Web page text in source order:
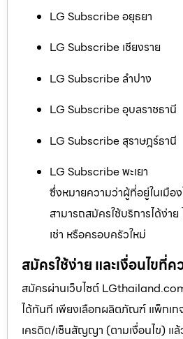
LG Subscribe อยุธยา
LG Subscribe เชียงราย
LG Subscribe ลำปาง
LG Subscribe อุบลราชธานี
LG Subscribe สุราษฎร์ธานี
LG Subscribe พะเยา
ซึ่งหมายความว่าผู้ที่อยู่ในเมือ
สามารถสมัครใช้บริการได้ง่า
เช่า หรือครอบครัวใหม่
สมัครใช้ง่าย และเงื่อนไขที่ค
สมัครผ่านเว็บไซต์
ได้ทันที เพียงเลือกผลิตภัณฑ์ แพ็กเ
เครดิต/เซ็นสัญญา (ตามเงื่อนไข) แ